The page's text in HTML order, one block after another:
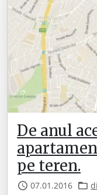
De anul
pe teren.
07.01.2016